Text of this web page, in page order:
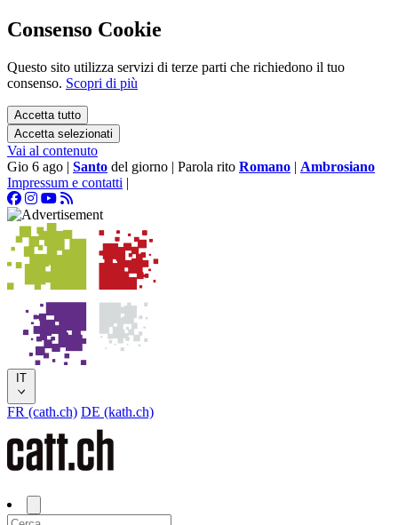
Consenso Cookie
Questo sito utilizza servizi di terze parti che richiedono il tuo
consenso. Scopri di più
Accetta tutto
Accetta selezionati
Vai al contenuto
Gio 6 ago | Santo del giorno | Parola rito Romano | Ambrosiano
Impressum e contatti |
IT
FR (cath.ch) DE (kath.ch)